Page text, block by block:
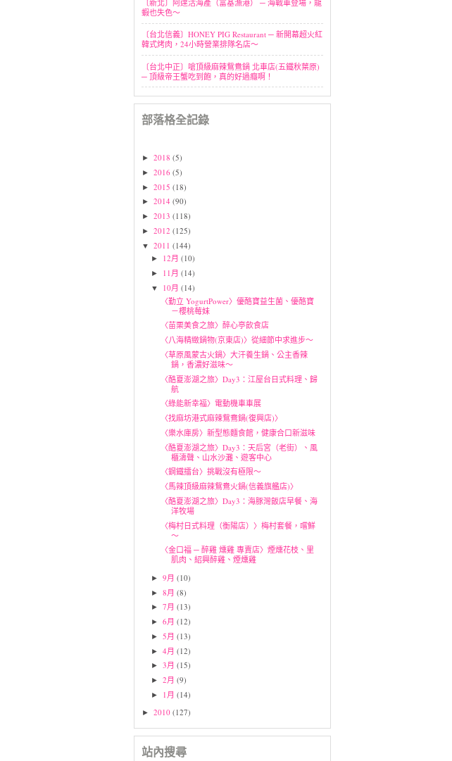
〔新北〕阿達活海產（富基漁港） ─ 海戰車登場，龍
蝦也失色～
〔台北信義〕HONEY PIG Restaurant ─ 新開幕超火紅
韓式烤肉，24小時營業排隊名店～
〔台北中正〕嗆頂級麻辣鴛鴦鍋 北車店(五鐵秋葉原)
─ 頂級帝王蟹吃到飽，真的好過癮啊！
部落格全記錄
► 2018 (5)
► 2016 (5)
► 2015 (18)
► 2014 (90)
► 2013 (118)
► 2012 (125)
▼ 2011 (144)
► 12月(10)
► 11月(14)
▼ 10月(14)
〈勤立 YogurtPower〉優酪寶益生菌、優酪寶
－櫻桃莓妹
〈苗栗美食之旅〉醉心亭飲食店
〈八海精緻鍋物(京東店)〉從細節中求進步～
〈草原風蒙古火鍋〉大汗養生鍋、公主香辣
鍋，香濃好滋味～
〈酷夏澎湖之旅〉Day3：江屋台日式料理、歸
航
〈綠能新幸福〉電動機車車展
〈找麻坊港式麻辣鴛鴦鍋(復興店)〉
〈樂水庫房〉新型態麵食館，健康合口新滋味
〈酷夏澎湖之旅〉Day3：天后宮（老街）、風
櫃濤聲、山水沙灘、遊客中心
〈鋼鐵擂台〉挑戰沒有極限～
〈馬辣頂級麻辣鴛鴦火鍋(信義旗艦店)〉
〈酷夏澎湖之旅〉Day3：海豚灣飯店早餐、海
洋牧場
〈梅村日式料理（衡陽店）〉梅村套餐，嚐鮮
～
〈金口福 ─ 醉雞 燻雞 專賣店〉煙燻花枝、里
肌肉、紹興醉雞、煙燻雞
►9月(10)
►8月(8)
►7月(13)
►6月(12)
►5月(13)
►4月(12)
►3月(15)
►2月(9)
► 1月(14)
► 2010 (127)
站內搜尋